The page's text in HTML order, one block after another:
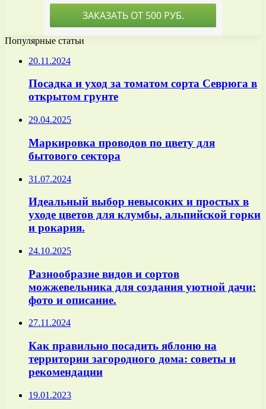
Популярные статьи
20.11.2024
Посадка и уход за томатом сорта Севрюга в
открытом грунте
29.04.2025
Маркировка проводов по цвету для
бытового сектора
31.07.2024
Идеальный выбор невысоких и простых в
уходе цветов для клумбы, альпийской горки
и рокария.
24.10.2025
Разнообразие видов и сортов
можжевельника для создания уютной дачи:
фото и описание.
27.11.2024
Как правильно посадить яблоню на
территории загородного дома: советы и
рекомендации
19.01.2023